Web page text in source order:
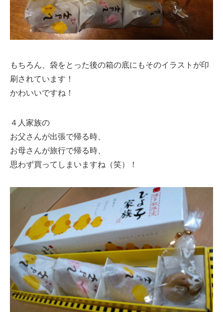
もちろん、袋をとった後の箱の底にもそのイラストが印
刷されています！
かわいいですね！
４人家族の
お父さんが出張で帰る時、
お母さんが旅行で帰る時、
思わず買ってしまいますね（笑）！